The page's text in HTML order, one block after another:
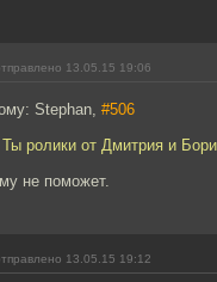
13.05.15 19:06
Stephan, #506
ролики от Дмитрия и
не поможет.
13.05.15 19:12